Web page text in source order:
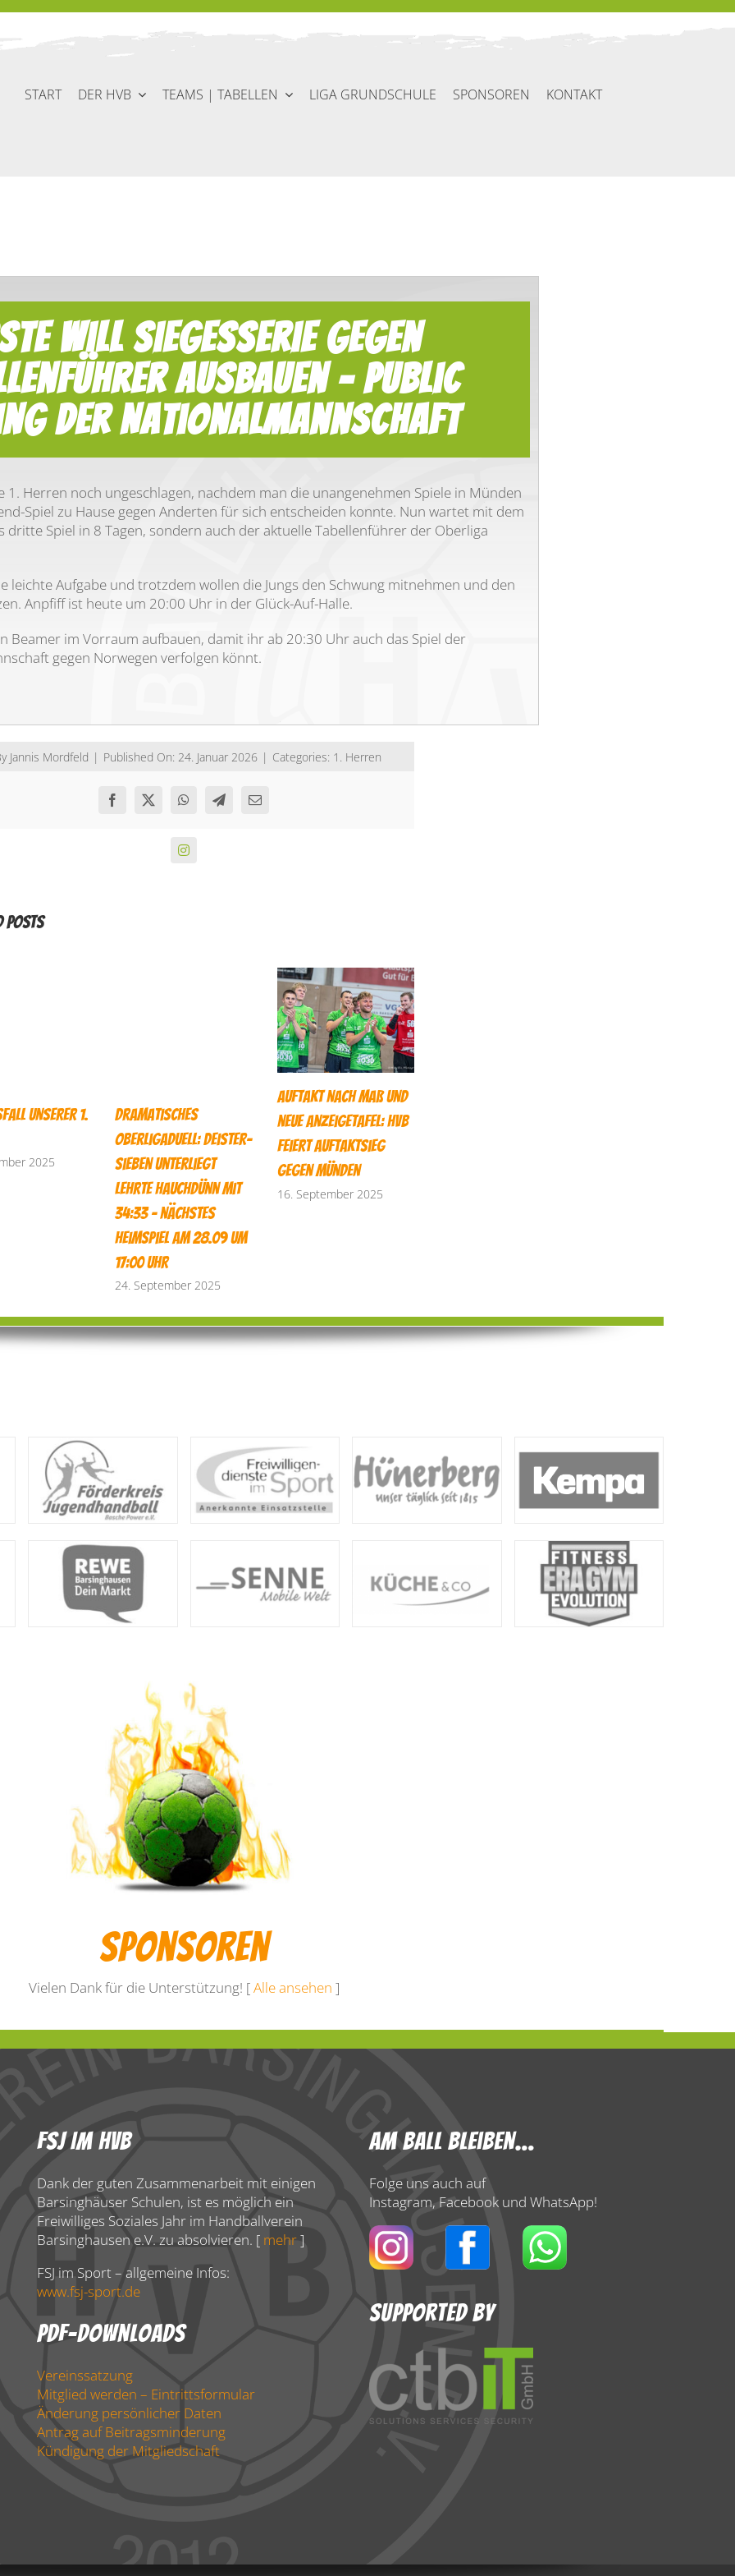
START DER HVB TEAMS | TABELLEN LIGA GRUNDSCHULE SPONSOREN KONTAKT
will Siegesserie gegen
ausbauen – Public
der Nationalmannschaft
1. Herren noch ungeschlagen, nachdem man die unangenehmen Spiele in Münden
Spiel zu Hause gegen Anderten für sich entscheiden konnte. Nun wartet mit dem
dritte Spiel in 8 Tagen, sondern auch der aktuelle Tabellenführer der Oberliga
leichte Aufgabe und trotzdem wollen die Jungs den Schwung mitnehmen und den
Anpfiff ist heute um 20:00 Uhr in der Glück-Auf-Halle.
Beamer im Vorraum aufbauen, damit ihr ab 20:30 Uhr auch das Spiel der
gegen Norwegen verfolgen könnt.
Jannis Mordfeld | Published On: 24. Januar 2026 | Categories: 1. Herren
Posts
unserer 1.
2025
Dramatisches
Oberligaduell: Deister-
Sieben unterliegt
Lehrte hauchdünn mit
34:33 – nächstes
Heimspiel am 28.09 um
17:00 Uhr
24. September 2025
Auftakt nach Maß und
neue Anzeigetafel: HVB
feiert Auftaktsieg
gegen Münden
16. September 2025
Sponsoren
Vielen Dank für die Unterstützung! [Alle ansehen ]
FSJ Im HVB
Dank der guten Zusammenarbeit mit einigen
Barsinghäuser Schulen, ist es möglich ein
Freiwilliges Soziales Jahr im Handballverein
Barsinghausen e.V. zu absolvieren. [ mehr]
FSJ im Sport – allgemeine Infos:
www.fsj-sport.de
PDF-Downloads
Vereinssatzung
Mitglied werden – Eintrittsformular
Änderung persönlicher Daten
Antrag auf Beitragsminderung
Kündigung der Mitgliedschaft
Am Ball Bleiben…
Folge uns auch auf
Instagram, Facebook und WhatsApp!
Supported By